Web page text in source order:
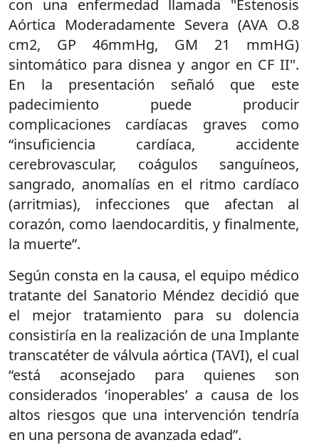
con una enfermedad llamada "Estenosis
Aórtica Moderadamente Severa (AVA O.8
cm2, GP 46mmHg, GM 21 mmHG)
sintomático para disnea y angor en CF II".
En la presentación señaló que este
padecimiento puede producir
complicaciones cardíacas graves como
“insuficiencia cardíaca, accidente
cerebrovascular, coágulos sanguíneos,
sangrado, anomalías en el ritmo cardíaco
(arritmias), infecciones que afectan al
corazón, como laendocarditis, y finalmente,
la muerte”.
Según consta en la causa, el equipo médico
tratante del Sanatorio Méndez decidió que
el mejor tratamiento para su dolencia
consistiría en la realización de una Implante
transcatéter de válvula aórtica (TAVI), el cual
“está aconsejado para quienes son
considerados ‘inoperables’ a causa de los
altos riesgos que una intervención tendría
en una persona de avanzada edad”.